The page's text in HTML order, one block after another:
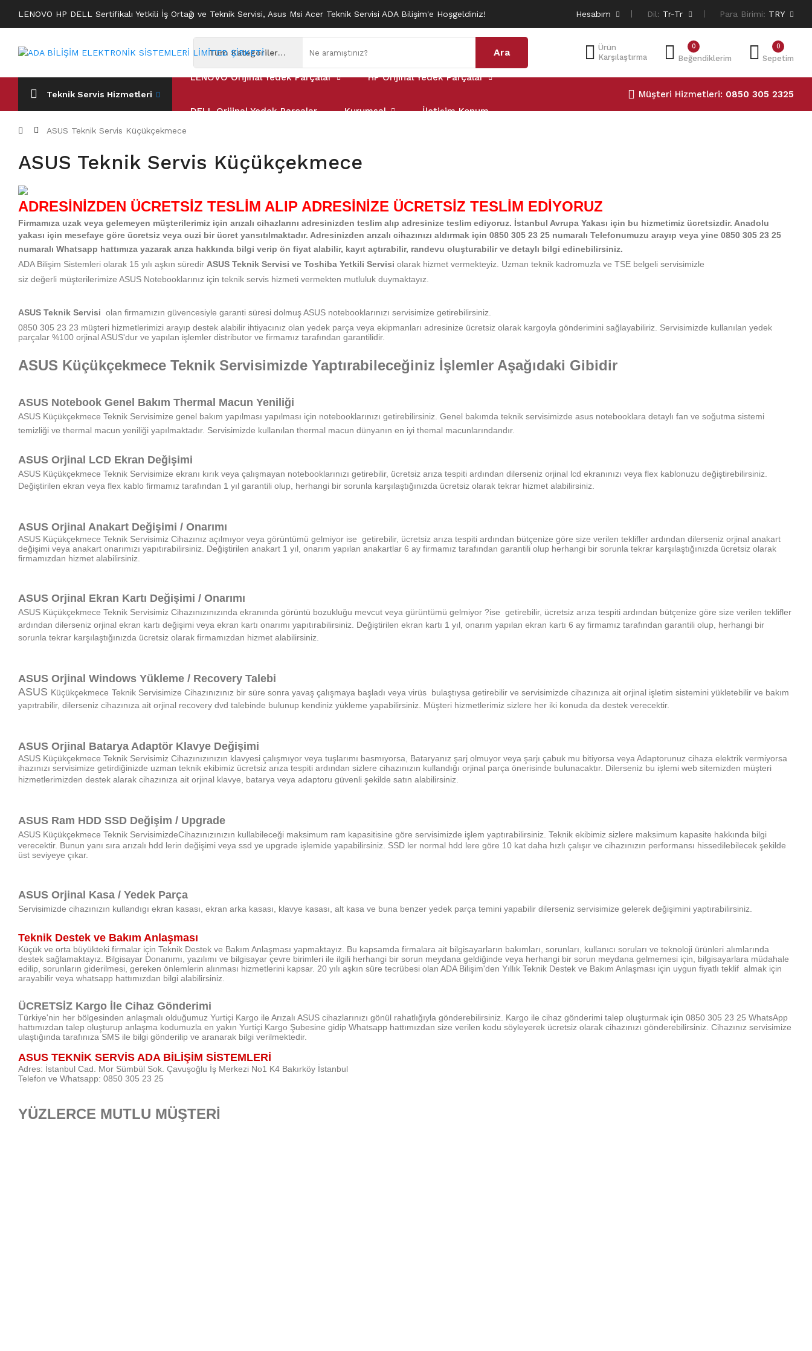
LENOVO HP DELL Sertifikalı Yetkili İş Ortağı ve Teknik Servisi, Asus Msi Acer Teknik Servisi ADA Bilişim'e Hoşgeldiniz! Hesabım Dil: Tr-Tr Para Birimi: TRY
Ürün
Karşılaştırma
Beğendiklerim
0 0
Sepetim
Tüm Kategoriler Ara
Teknik Servis Hizmetleri
LENOVO Orijinal Yedek Parçalar HP Orijinal Yedek Parçalar
DELL Orijinal Yedek Parçalar Kurumsal İletişim Konum
Müşteri Hizmetleri: 0850 305 2325
ASUS Teknik Servis Küçükçekmece
ASUS Teknik Servis Küçükçekmece
ADRESİNİZDEN ÜCRETSİZ TESLİM ALIP ADRESİNİZE ÜCRETSİZ TESLİM EDİYORUZ
Firmamıza uzak veya gelemeyen müşterilerimiz için arızalı cihazlarını adresinizden teslim alıp adresinize teslim ediyoruz. İstanbul Avrupa Yakası için bu hizmetimiz ücretsizdir. Anadolu
yakası için mesefaye göre ücretsiz veya cuzi bir ücret yansıtılmaktadır. Adresinizden arızalı cihazınızı aldırmak için 0850 305 23 25 numaralı Telefonumuzu arayıp veya yine 0850 305 23 25
numaralı Whatsapp hattımıza yazarak arıza hakkında bilgi verip ön fiyat alabilir, kayıt açtırabilir, randevu oluşturabilir ve detaylı bilgi edinebilirsiniz.
ADA Bilişim Sistemleri olarak 15 yılı aşkın süredir ASUS Teknik Servisi ve Toshiba Yetkili Servisi olarak hizmet vermekteyiz. Uzman teknik kadromuzla ve TSE belgeli servisimizle
siz değerli müşterilerimize ASUS Notebooklarınız için teknik servis hizmeti vermekten mutluluk duymaktayız.
ASUS Teknik Servisi olan firmamızın güvencesiyle garanti süresi dolmuş ASUS notebooklarınızı servisimize getirebilirsiniz.
0850 305 23 23 müşteri hizmetlerimizi arayıp destek alabilir ihtiyacınız olan yedek parça veya ekipmanları adresinize ücretsiz olarak kargoyla gönderimini sağlayabiliriz. Servisimizde kullanılan yedek
parçalar %100 orjinal ASUS'dur ve yapılan işlemler distributor ve firmamız tarafından garantilidir.
ASUS Küçükçekmece Teknik Servisimizde Yaptırabileceğiniz İşlemler Aşağıdaki Gibidir
ASUS Notebook Genel Bakım Thermal Macun Yeniliği
ASUS Küçükçekmece Teknik Servisimize genel bakım yapılması yapılması için notebooklarınızı getirebilirsiniz. Genel bakımda teknik servisimizde asus notebooklara detaylı fan ve soğutma sistemi
temizliği ve thermal macun yeniliği yapılmaktadır. Servisimizde kullanılan thermal macun dünyanın en iyi themal macunlarındandır.
ASUS Orjinal LCD Ekran Değişimi
ASUS Küçükçekmece Teknik Servisimize ekranı kırık veya çalışmayan notebooklarınızı getirebilir, ücretsiz arıza tespiti ardından dilerseniz orjinal lcd ekranınızı veya flex kablonuzu değiştirebilirsiniz.
Değiştirilen ekran veya flex kablo firmamız tarafından 1 yıl garantili olup, herhangi bir sorunla karşılaştığınızda ücretsiz olarak tekrar hizmet alabilirsiniz.
ASUS Orjinal Anakart Değişimi / Onarımı
ASUS Küçükçekmece Teknik Servisimiz Cihazınız açılmıyor veya görüntümü gelmiyor ise getirebilir, ücretsiz arıza tespiti ardından bütçenize göre size verilen teklifler ardından dilerseniz orjinal anakart
değişimi veya anakart onarımızı yapıtırabilirsiniz. Değiştirilen anakart 1 yıl, onarım yapılan anakartlar 6 ay firmamız tarafından garantili olup herhangi bir sorunla tekrar karşılaştığınızda ücretsiz olarak
firmamızdan hizmet alabilirsiniz.
ASUS Orjinal Ekran Kartı Değişimi / Onarımı
ASUS Küçükçekmece Teknik Servisimiz Cihazınızınızında ekranında görüntü bozukluğu mevcut veya gürüntümü gelmiyor ?ise getirebilir, ücretsiz arıza tespiti ardından bütçenize göre size verilen teklifler
ardından dilerseniz orjinal ekran kartı değişimi veya ekran kartı onarımı yapıtırabilirsiniz. Değiştirilen ekran kartı 1 yıl, onarım yapılan ekran kartı 6 ay firmamız tarafından garantili olup, herhangi bir
sorunla tekrar karşılaştığınızda ücretsiz olarak firmamızdan hizmet alabilirsiniz.
ASUS Orjinal Windows Yükleme / Recovery Talebi
ASUS Küçükçekmece Teknik Servisimize Cihazınızınız bir süre sonra yavaş çalışmaya başladı veya virüs bulaştıysa getirebilir ve servisimizde cihazınıza ait orjinal işletim sistemini yükletebilir ve bakım
yapıtrabilir, dilerseniz cihazınıza ait orjinal recovery dvd talebinde bulunup kendiniz yükleme yapabilirsiniz. Müşteri hizmetlerimiz sizlere her iki konuda da destek verecektir.
ASUS Orjinal Batarya Adaptör Klavye Değişimi
ASUS Küçükçekmece Teknik Servisimiz Cihazınızınızın klavyesi çalışmıyor veya tuşlarımı basmıyorsa, Bataryanız şarj olmuyor veya şarjı çabuk mu bitiyorsa veya Adaptorunuz cihaza elektrik vermiyorsa
ihazınızı servisimize getirdiğinizde uzman teknik ekibimiz ücretsiz arıza tespiti ardından sizlere cihazınızın kullandığı orjinal parça önerisinde bulunacaktır. Dilerseniz bu işlemi web sitemizden müşteri
hizmetlerimizden destek alarak cihazınıza ait orjinal klavye, batarya veya adaptoru güvenli şekilde satın alabilirsiniz.
ASUS Ram HDD SSD Değişim / Upgrade
ASUS Küçükçekmece Teknik ServisimizdeCihazınızınızın kullabileceği maksimum ram kapasitisine göre servisimizde işlem yaptırabilirsiniz. Teknik ekibimiz sizlere maksimum kapasite hakkında bilgi
verecektir. Bunun yanı sıra arızalı hdd lerin değişimi veya ssd ye upgrade işlemide yapabilirsiniz. SSD ler normal hdd lere göre 10 kat daha hızlı çalışır ve cihazınızın performansı hissedilebilecek şekilde
üst seviyeye çıkar.
ASUS Orjinal Kasa / Yedek Parça
Servisimizde cihazınızın kullandıgı ekran kasası, ekran arka kasası, klavye kasası, alt kasa ve buna benzer yedek parça temini yapabilir dilerseniz servisimize gelerek değişimini yaptırabilirsiniz.
Teknik Destek ve Bakım Anlaşması
Küçük ve orta büyükteki firmalar için Teknik Destek ve Bakım Anlaşması yapmaktayız. Bu kapsamda firmalara ait bilgisayarların bakımları, sorunları, kullanıcı soruları ve teknoloji ürünleri alımlarında
destek sağlamaktayız. Bilgisayar Donanımı, yazılımı ve bilgisayar çevre birimleri ile ilgili herhangi bir sorun meydana geldiğinde veya herhangi bir sorun meydana gelmemesi için, bilgisayarlara müdahale
edilip, sorunların giderilmesi, gereken önlemlerin alınması hizmetlerini kapsar. 20 yılı aşkın süre tecrübesi olan ADA Bilişim'den Yıllık Teknik Destek ve Bakım Anlaşması için uygun fiyatlı teklif almak için
arayabilir veya whatsapp hattımızdan bilgi alabilirsiniz.
ÜCRETSİZ Kargo İle Cihaz Gönderimi
Türkiye'nin her bölgesinden anlaşmalı olduğumuz Yurtiçi Kargo ile Arızalı ASUS cihazlarınızı gönül rahatlığıyla gönderebilirsiniz. Kargo ile cihaz gönderimi talep oluşturmak için 0850 305 23 25 WhatsApp
hattımızdan talep oluşturup anlaşma kodumuzla en yakın Yurtiçi Kargo Şubesine gidip Whatsapp hattımızdan size verilen kodu söyleyerek ücretsiz olarak cihazınızı gönderebilirsiniz. Cihazınız servisimize
ulaştığında tarafınıza SMS ile bilgi gönderilip ve aranarak bilgi verilmektedir.
ASUS TEKNİK SERVİS ADA BİLİŞİM SİSTEMLERİ
Adres: İstanbul Cad. Mor Sümbül Sok. Çavuşoğlu İş Merkezi No1 K4 Bakırköy İstanbul
Telefon ve Whatsapp: 0850 305 23 25
YÜZLERCE MUTLU MÜŞTERİ